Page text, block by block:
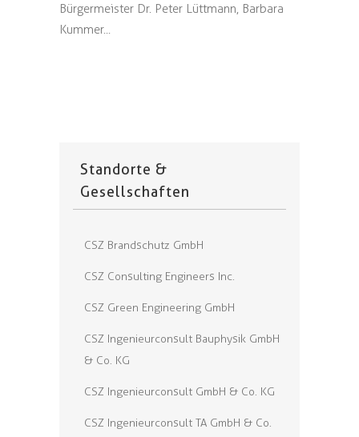
Bürgermeister Dr. Peter Lüttmann, Barbara
Kummer...
Standorte &
Gesellschaften
CSZ Brandschutz GmbH
CSZ Consulting Engineers Inc.
CSZ Green Engineering GmbH
CSZ Ingenieurconsult Bauphysik GmbH
& Co. KG
CSZ Ingenieurconsult GmbH & Co. KG
CSZ Ingenieurconsult TA GmbH & Co.